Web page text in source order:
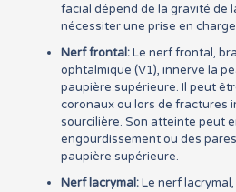
facial dépend de la gravité de
nécessiter une prise en
Nerf frontal:Le nerf frontal,
ophtalmique (V1), innerve la
paupière supérieure. Il peut
coronaux ou lors de fractures
sourcilière. Son atteinte peut
engourdissement ou des
paupière supérieure.
Nerf lacrymal:Le nerf